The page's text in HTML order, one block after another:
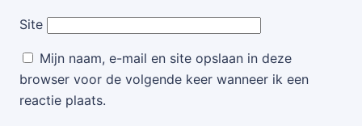
Site
Mijn naam, e-mail en site opslaan in deze
browser voor de volgende keer wanneer ik een
reactie plaats.